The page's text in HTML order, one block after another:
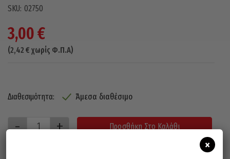
02750
3,00€
(2,42 € χωρίς Φ.Π.Α)
Διαθεσιμότητα: Άμεσα διαθέσιμο
Προσθήκη Στο Καλάθι
×